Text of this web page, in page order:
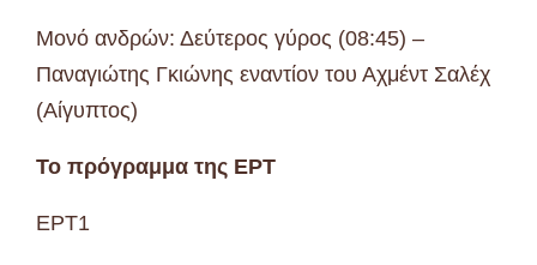
Μονό ανδρών: Δεύτερος γύρος (08:45) –
Παναγιώτης Γκιώνης εναντίον του Αχμέντ Σαλέχ
(Αίγυπτος)
Το πρόγραμμα της ΕΡΤ
ΕΡΤ1